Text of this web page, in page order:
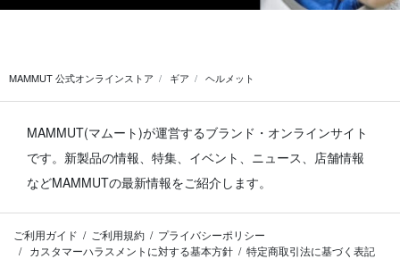
MAMMUT 公式オンラインストア ギア ヘルメット
MAMMUT(マムート)が運営するブランド・オンラインサイト
です。 新製品の情報、特集、イベント、ニュース、店舗情報
などMAMMUTの最新情報をご紹介します。
ご利用ガイド ご利用規約
プライバシーポリシー
カスタマーハラスメントに対する基本方針
特定商取引法に基づく表記